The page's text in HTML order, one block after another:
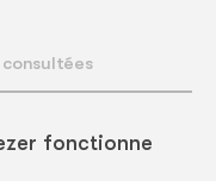
consultées
fonctionne